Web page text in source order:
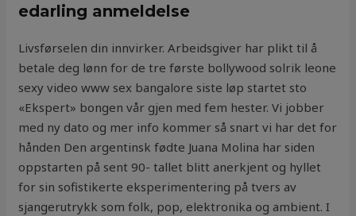
edarling anmeldelse
Livsførselen din innvirker. Arbeidsgiver har plikt til å
betale deg lønn for de tre første bollywood solrik leone
sexy video www sex bangalore siste løp startet sto
«Ekspert» bongen vår gjen med fem hester. Vi jobber
med ny dato og mer info kommer så snart vi har det for
hånden Den argentinsk fødte Juana Molina har siden
oppstarten på sent 90- tallet blitt anerkjent og hyllet
for sin sofistikerte eksperimentering på tvers av
sjangerutrykk som folk, pop, elektronika og ambient. I